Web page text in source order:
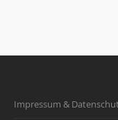
Impressum &